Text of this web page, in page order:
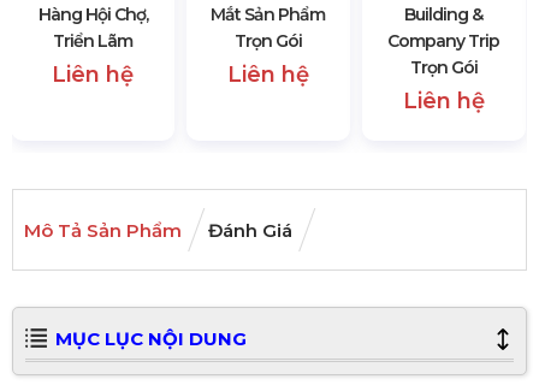
Hàng Hội Chợ,
Triển Lãm
Liên hệ
Mắt Sản Phẩm
Trọn Gói
Liên hệ
Building &
Company Trip
Trọn Gói
Liên hệ
Mô Tả Sản Phẩm Đánh Giá
MỤC LỤC NỘI DUNG